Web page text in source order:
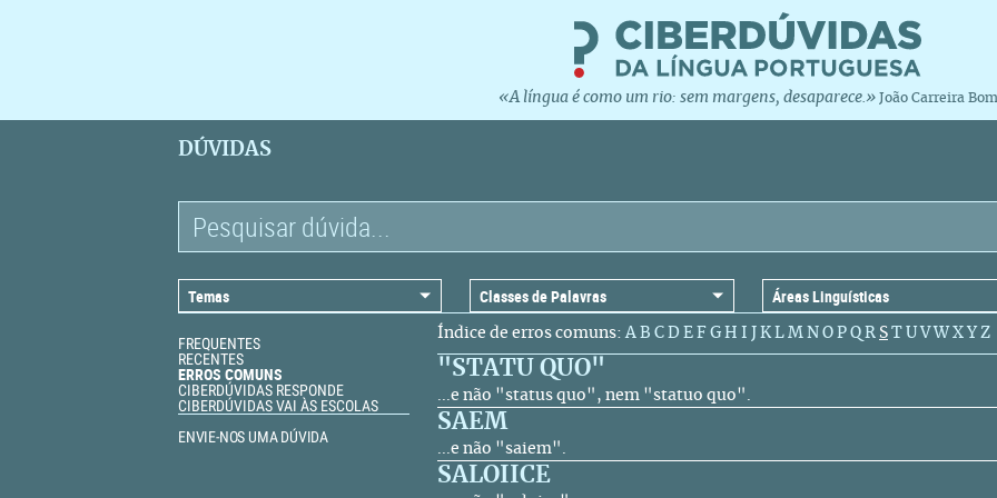
«A língua é como um rio: sem margens, desaparece.» João Carreira Bom
DÚVIDAS
FREQUENTES
RECENTES
ERROS COMUNS
CIBERDÚVIDAS RESPONDE
CIBERDÚVIDAS VAI ÀS ESCOLAS
ENVIE-NOS UMA DÚVIDA
Índice de erros comuns:A B C D E F G H I K L M N O P Q R S T U V W X Y Z
"STATU QUO"
...e não "status quo", nem "statuo quo".
SAEM
...e não "saiem".
SALOIICE